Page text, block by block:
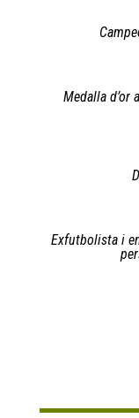
Medalla d’or
Exfutbolista i